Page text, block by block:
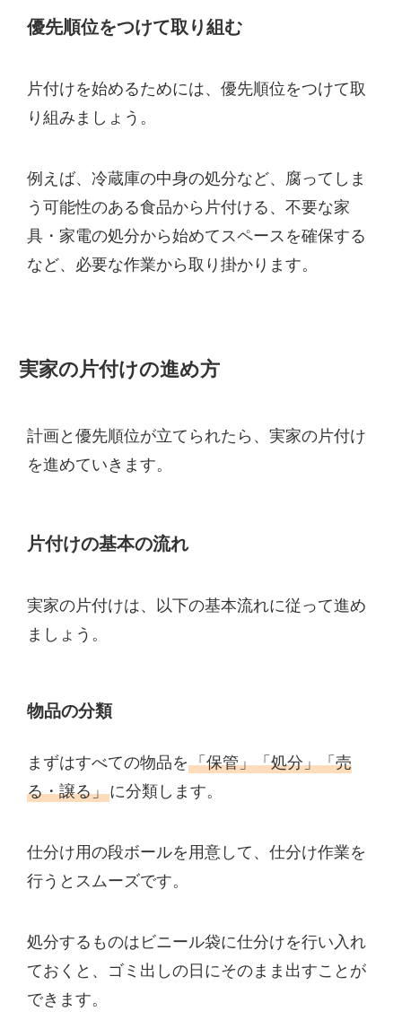
優先順位をつけて取り組む
片付けを始めるためには、優先順位をつけて取
り組みましょう。
例えば、冷蔵庫の中身の処分など、腐ってしま
う可能性のある食品から片付ける、不要な家
具・家電の処分から始めてスペースを確保する
など、必要な作業から取り掛かります。
実家の片付けの進め方
計画と優先順位が立てられたら、実家の片付け
を進めていきます。
片付けの基本の流れ
実家の片付けは、以下の基本流れに従って進め
ましょう。
物品の分類
まずはすべての物品を 「保管」「処分」「売
る・譲る」に分類します。
仕分け用の段ボールを用意して、仕分け作業を
行うとスムーズです。
処分するものはビニール袋に仕分けを行い入れ
ておくと、ゴミ出しの日にそのまま出すことが
できます。